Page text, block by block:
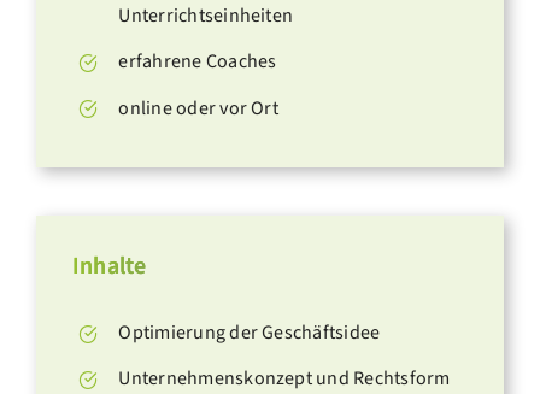
Unterrichtseinheiten
erfahrene Coaches
online oder vor Ort
Inhalte
Optimierung der Geschäftsidee
Unternehmenskonzept und Rechtsform